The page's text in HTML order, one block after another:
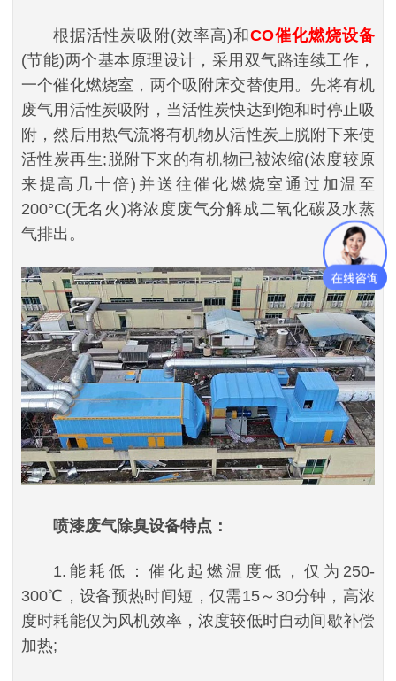
根据活性炭吸附(效率高)和CO催化燃烧设备
(节能)两个基本原理设计，采用双气路连续工作，
一个催化燃烧室，两个吸附床交替使用。先将有机
废气用活性炭吸附，当活性炭快达到饱和时停止吸
附，然后用热气流将有机物从活性炭上脱附下来使
活性炭再生;脱附下来的有机物已被浓缩(浓度较原
来提高几十倍)并送往催化燃烧室通过加温至
200°C(无名火)将浓度废气分解成二氧化碳及水蒸
气排出。
喷漆废气除臭设备特点：
1.能耗低：催化起燃温度低，仅为250-
300℃，设备预热时间短，仅需15～30分钟，高浓
度时耗能仅为风机效率，浓度较低时自动间歇补偿
加热;